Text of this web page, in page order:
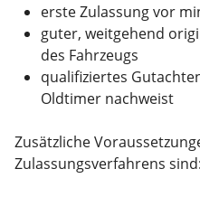
erste Zulassung vor
guter, weitgehend
des Fahrzeugs
qualifiziertes
Oldtimer nachweist
Zusätzliche
Zulassungsverfahrens sind: